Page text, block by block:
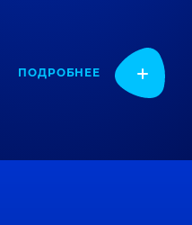
ПОДРОБНЕЕ